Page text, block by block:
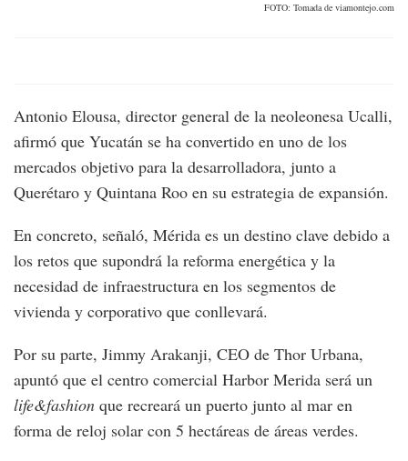
FOTO: Tomada de viamontejo.com
Antonio Elousa, director general de la neoleonesa Ucalli,
afirmó que Yucatán se ha convertido en uno de los
mercados objetivo para la desarrolladora, junto a
Querétaro y Quintana Roo en su estrategia de expansión.
En concreto, señaló, Mérida es un destino clave debido a
los retos que supondrá la reforma energética y la
necesidad de infraestructura en los segmentos de
vivienda y corporativo que conllevará.
Por su parte, Jimmy Arakanji, CEO de Thor Urbana,
apuntó que el centro comercial Harbor Merida será un
life&fashion que recreará un puerto junto al mar en
forma de reloj solar con 5 hectáreas de áreas verdes.